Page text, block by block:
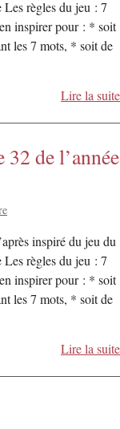
règles du jeu : 7
inspirer pour : * soit
les 7 mots, * soit de
Lire la suite
de l’année
inspiré du jeu du
règles du jeu : 7
inspirer pour : * soit
les 7 mots, * soit de
Lire la suite